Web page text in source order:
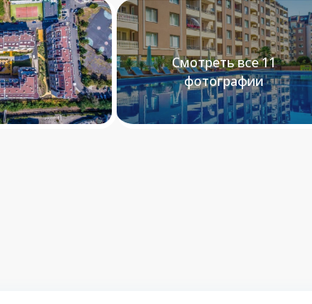
Смотреть все 11
фотографии